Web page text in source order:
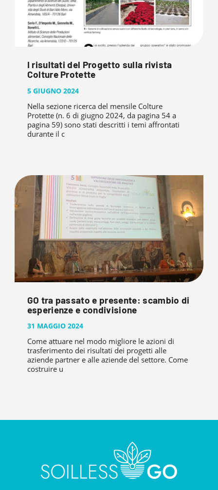
I risultati del Progetto sulla rivista
Colture Protette
5 GIUGNO 2024
Nella sezione ricerca del mensile Colture
Protette (n. 6 di giugno 2024, da pagina 54 a
pagina 59) sono stati descritti i temi affrontati
durante il c
GO tra passato e presente: scambio di
esperienze e condivisione
31 MAGGIO 2024
Come attuare nel modo migliore le azioni di
trasferimento dei risultati dei progetti alle
aziende partner e alle aziende del settore. Come
costruire u